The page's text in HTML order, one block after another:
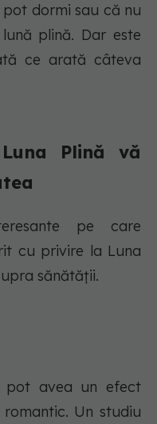
dormi sau că nu
plină. Dar este
ce arată câteva
Plină vă
pe care
cu privire la Luna
sănătății.
pot avea un efect
Un studiu